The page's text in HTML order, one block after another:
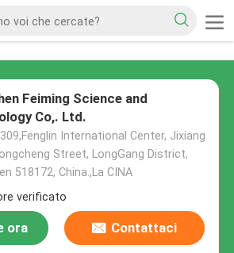
Feiming Science and
Co,. Ltd.
International Center, Jixiang
Street, LongGang District,
518172, China.,La CINA
verificato
ora Contattaci